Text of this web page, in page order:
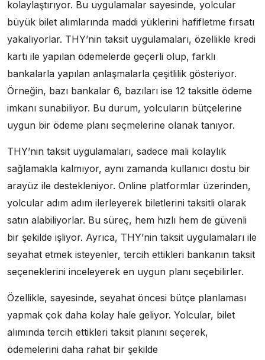
kolaylaştırıyor. Bu uygulamalar sayesinde, yolcular
büyük bilet alımlarında maddi yüklerini hafifletme fırsatı
yakalıyorlar. THY’nin taksit uygulamaları, özellikle kredi
kartı ile yapılan ödemelerde geçerli olup, farklı
bankalarla yapılan anlaşmalarla çeşitlilik gösteriyor.
Örneğin, bazı bankalar 6, bazıları ise 12 taksitle ödeme
imkanı sunabiliyor. Bu durum, yolcuların bütçelerine
uygun bir ödeme planı seçmelerine olanak tanıyor.
THY’nin taksit uygulamaları, sadece mali kolaylık
sağlamakla kalmıyor, aynı zamanda kullanıcı dostu bir
arayüz ile destekleniyor. Online platformlar üzerinden,
yolcular adım adım ilerleyerek biletlerini taksitli olarak
satın alabiliyorlar. Bu süreç, hem hızlı hem de güvenli
bir şekilde işliyor. Ayrıca, THY’nin taksit uygulamaları ile
seyahat etmek isteyenler, tercih ettikleri bankanın taksit
seçeneklerini inceleyerek en uygun planı seçebilirler.
Özellikle, sayesinde, seyahat öncesi bütçe planlaması
yapmak çok daha kolay hale geliyor. Yolcular, bilet
alımında tercih ettikleri taksit planını seçerek,
ödemelerini daha rahat bir şekilde